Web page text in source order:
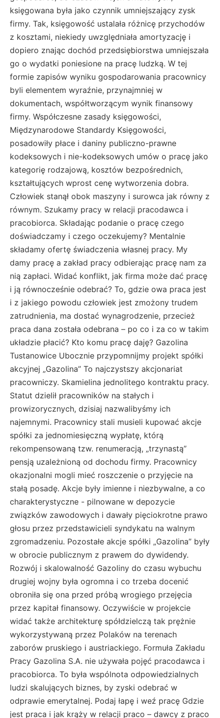
księgowana była jako czynnik umniejszający zysk
firmy. Tak, księgowość ustalała różnicę przychodów
z kosztami, niekiedy uwzględniała amortyzację i
dopiero znając dochód przedsiębiorstwa umniejszała
go o wydatki poniesione na pracę ludzką. W tej
formie zapisów wyniku gospodarowania pracownicy
byli elementem wyraźnie, przynajmniej w
dokumentach, współtworzącym wynik finansowy
firmy. Współczesne zasady księgowości,
Międzynarodowe Standardy Księgowości,
posadowiły płace i daniny publiczno-prawne
kodeksowych i nie-kodeksowych umów o pracę jako
kategorię rodzajową, kosztów bezpośrednich,
kształtujących wprost cenę wytworzenia dobra.
Człowiek stanął obok maszyny i surowca jak równy z
równym. Szukamy pracy w relacji pracodawca i
pracobiorca. Składając podanie o pracę czego
doświadczamy i czego oczekujemy? Mentalnie
składamy ofertę świadczenia własnej pracy. My
damy pracę a zakład pracy odbierając pracę nam za
nią zapłaci. Widać konflikt, jak firma może dać pracę
i ją równocześnie odebrać? To, gdzie owa praca jest
i z jakiego powodu człowiek jest zmożony trudem
zatrudnienia, ma dostać wynagrodzenie, przecież
praca dana została odebrana – po co i za co w takim
układzie płacić? Kto komu pracę daję? Gazolina
Tustanowice Ubocznie przypomnijmy projekt spółki
akcyjnej „Gazolina” To najczystszy akcjonariat
pracowniczy. Skamielina jednolitego kontraktu pracy.
Statut dzielił pracowników na stałych i
prowizorycznych, dzisiaj nazwalibyśmy ich
najemnymi. Pracownicy stali musieli kupować akcje
spółki za jednomiesięczną wypłatę, którą
rekompensowaną tzw. renumeracją, „trzynastą”
pensją uzależnioną od dochodu firmy. Pracownicy
okazjonalni mogli mieć roszczenie o przyjęcie na
stałą posadę. Akcje były imienne i niezbywalne, a co
charakterystyczne - pilnowane w depozycie
związków zawodowych i dawały pięciokrotne prawo
głosu przez przedstawicieli syndykatu na walnym
zgromadzeniu. Pozostałe akcje spółki „Gazolina” były
w obrocie publicznym z prawem do dywidendy.
Rozwój i skalowalność Gazoliny do czasu wybuchu
drugiej wojny była ogromna i co trzeba docenić
obroniła się ona przed próbą wrogiego przejęcia
przez kapitał finansowy. Oczywiście w projekcie
widać także architekturę spółdzielczą tak prężnie
wykorzystywaną przez Polaków na terenach
zaborów pruskiego i austriackiego. Formuła Zakładu
Pracy Gazolina S.A. nie używała pojęć pracodawca i
pracobiorca. To była wspólnota odpowiedzialnych
ludzi skalujących biznes, by zyski odebrać w
odprawie emerytalnej. Podaj łapę i weź pracę Gdzie
jest praca i jak krąży w relacji praco – dawcy z praco